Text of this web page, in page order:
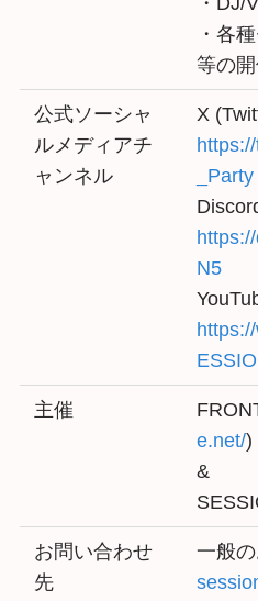
・各
等の
公式ソーシャ
ルメディアチ
ャンネル
X
_Party
N5
主催
e.net/)
&
お問い合わせ
先
一般